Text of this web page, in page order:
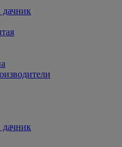
дачник
дачник